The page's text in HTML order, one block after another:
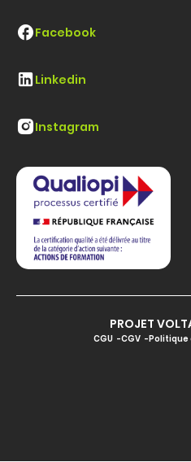
Facebook
Linkedin
Instagram
PROJET
CGU CGV